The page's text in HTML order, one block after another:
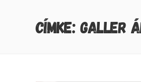
CÍMKE: GALLER